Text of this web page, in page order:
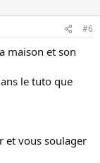
#6
maison et son
le tuto que
et vous soulager